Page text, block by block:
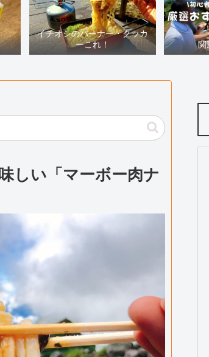
イチオシのバーナー・クッカ
ーこれ！
関
しい「マーボー肉ナ